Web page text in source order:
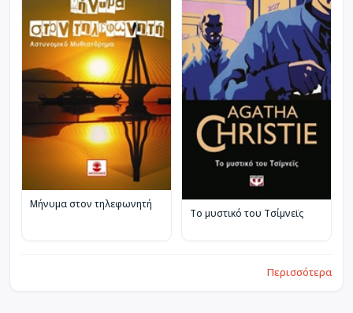
Μήνυμα στον τηλεφωνητή
Το μυστικό του Τσίμνεϊς
Περισσότερα